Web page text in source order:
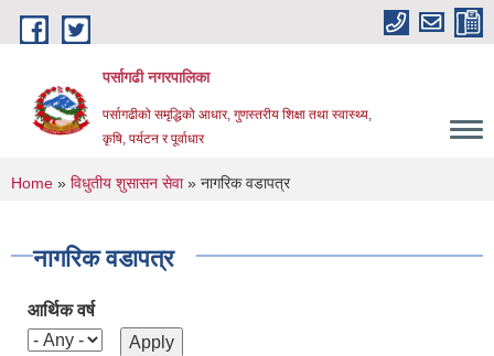
Skip to main content
पर्सागढी नगरपालिका
पर्सागढीको समृद्धिको आधार, गुणस्तरीय शिक्षा तथा स्वास्थ्य,
कृषि, पर्यटन र पूर्वाधार
You are here
Home » विधुतीय शुसासन सेवा» नागरिक वडापत्र
नागरिक वडापत्र
आर्थिक वर्ष